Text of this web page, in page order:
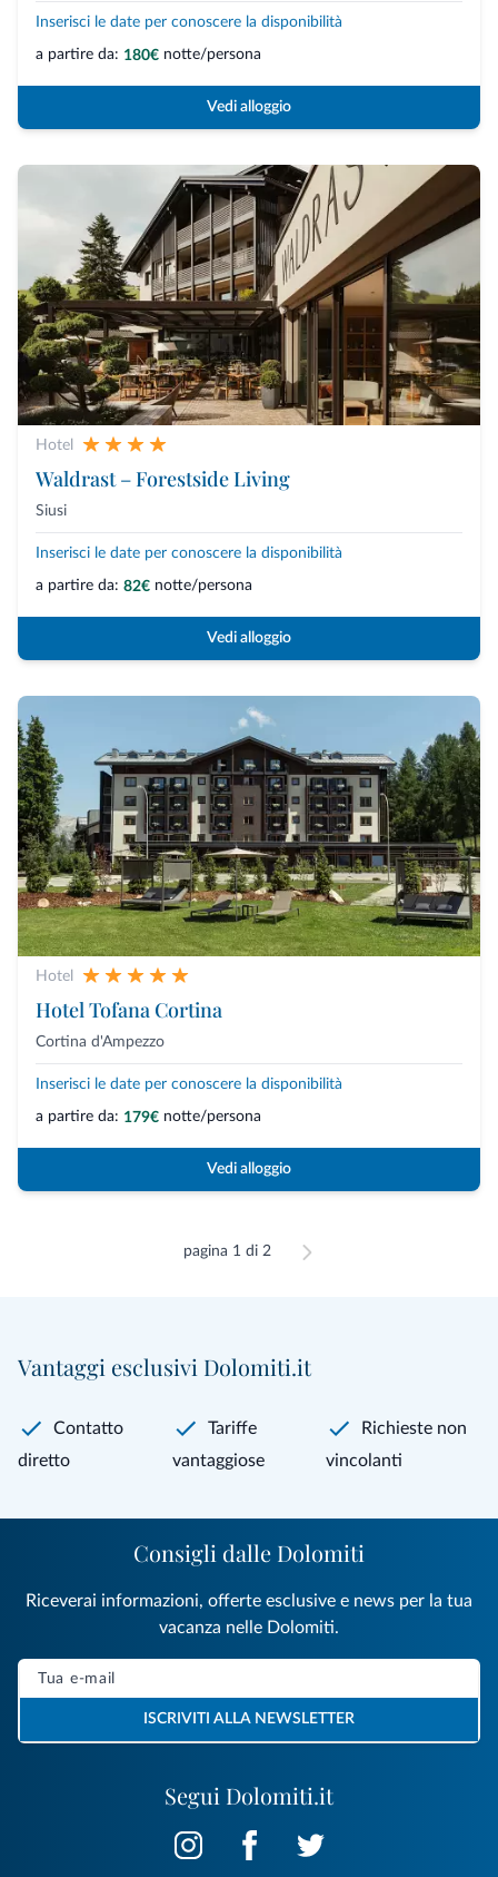
Inserisci le date per conoscere la disponibilità
a partire da: 180€ notte/persona
Vedi alloggio
Hotel
Waldrast – Forestside Living
Siusi
Inserisci le date per conoscere la disponibilità
a partire da: 82€ notte/persona
Vedi alloggio
Hotel
Hotel Tofana Cortina
Cortina d'Ampezzo
Inserisci le date per conoscere la disponibilità
a partire da: 179€ notte/persona
Vedi alloggio
pagina 1 di 2
Vantaggi esclusivi Dolomiti.it
Contatto
diretto
Tariffe
vantaggiose
Richieste non
vincolanti
Segui Dolomiti.it
Consigli dalle Dolomiti
Riceverai informazioni, offerte esclusive e news per la tua
vacanza nelle Dolomiti.
ISCRIVITI ALLA NEWSLETTER